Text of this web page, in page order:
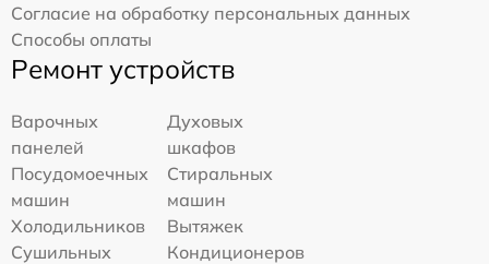
Согласие на обработку персональных данных
Способы оплаты
Ремонт устройств
Варочных
панелей
Духовых
шкафов
Посудомоечных
машин
Стиральных
машин
Холодильников
Вытяжек
Сушильных
Кондиционеров